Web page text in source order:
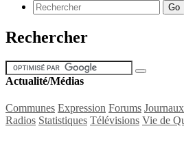
Go
Rechercher
Actualité/Médias
Communes Expression Forums Journaux
Radios Statistiques Télévisions Vie de